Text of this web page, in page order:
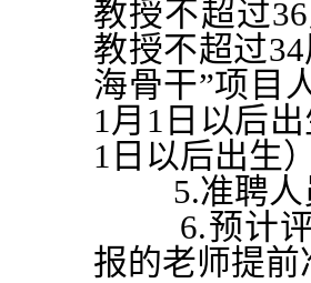
教授不超过
教授不超过
海骨干”项目
1月1日以后
1日以后出生
5.准聘人
6.预计评
报的老师提前